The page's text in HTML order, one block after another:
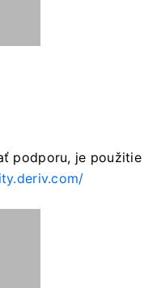
podporu, je použitie